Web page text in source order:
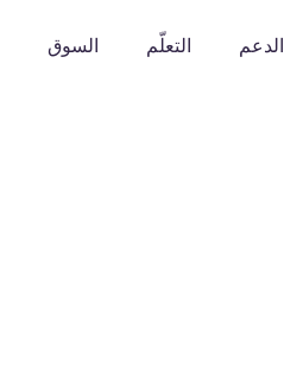
الدعم التعلّم السوق